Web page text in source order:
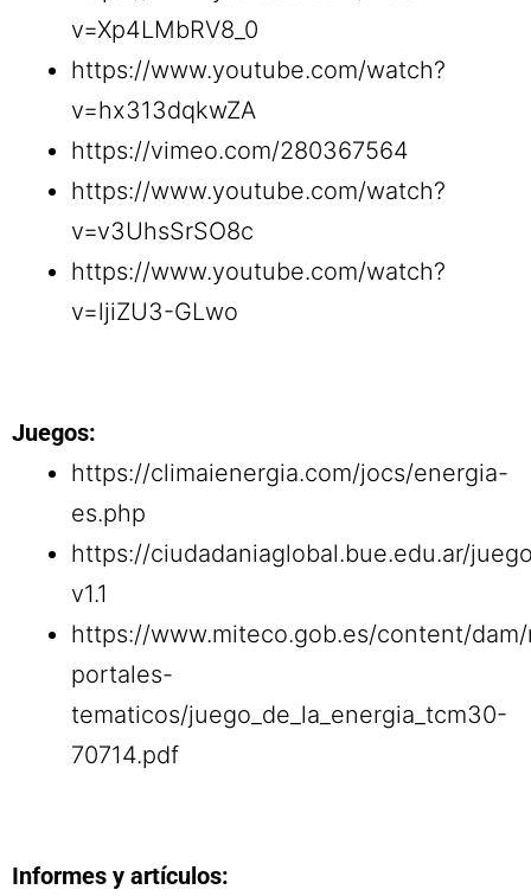
v=Xp4LMbRV8_0
https://www.youtube.com/watch?
v=hx313dqkwZA
https://vimeo.com/280367564
https://www.youtube.com/watch?
v=v3UhsSrSO8c
https://www.youtube.com/watch?
v=ljiZU3-GLwo
Juegos:
https://climaienergia.com/jocs/energia-
es.php
https://ciudadaniaglobal.bue.edu.ar/
v1.1
https://www.miteco.gob.es/content/
portales-
tematicos/juego_de_la_energia_tcm30-
70714.pdf
Informes y artículos: